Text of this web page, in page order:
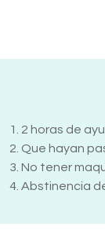
1. 2 horas de
2. Que hayan
3. No tener
4. Abstinencia